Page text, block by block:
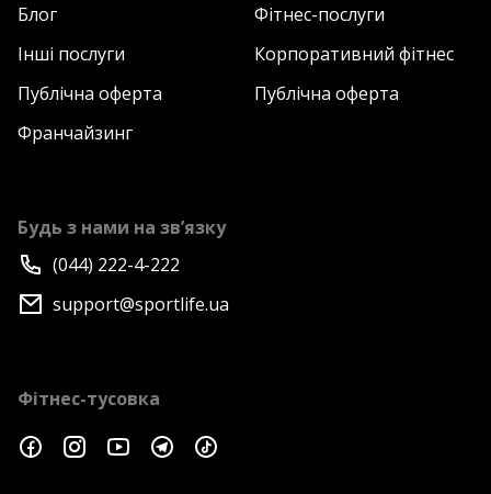
Блог
Фітнес-послуги
Інші послуги
Корпоративний фітнес
Публічна оферта
Публічна оферта
Франчайзинг
Будь з нами на зв’язку
(044) 222-4-222
support@sportlife.ua
Фітнес-тусовка